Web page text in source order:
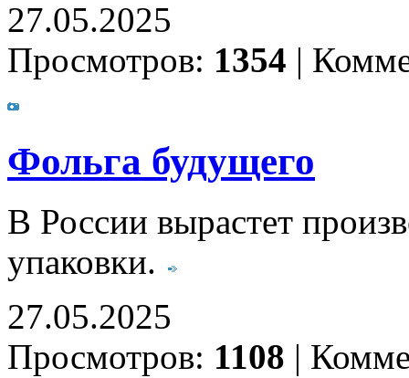
27.05.2025
Просмотров: 1354 |
Фольга будущего
В России вырастет
упаковки.
27.05.2025
Просмотров: 1108 |